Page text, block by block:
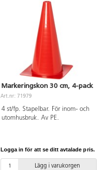
Markeringskon 30 cm, 4-pack
Art.nr: 71979
4 st/fp. Stapelbar. För inom- och
utomhusbruk. Av PE.
Logga in för att se ditt avtalade pris.
Lägg i varukorgen